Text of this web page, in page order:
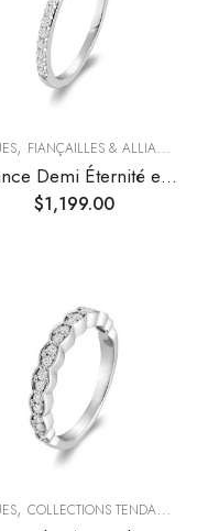
, FIANÇAILLES & ALLIANCES
Alliance Demi Éternité en diamants
$1,199.00
& ALLIANCES
, COLLECTIONS TENDANCES